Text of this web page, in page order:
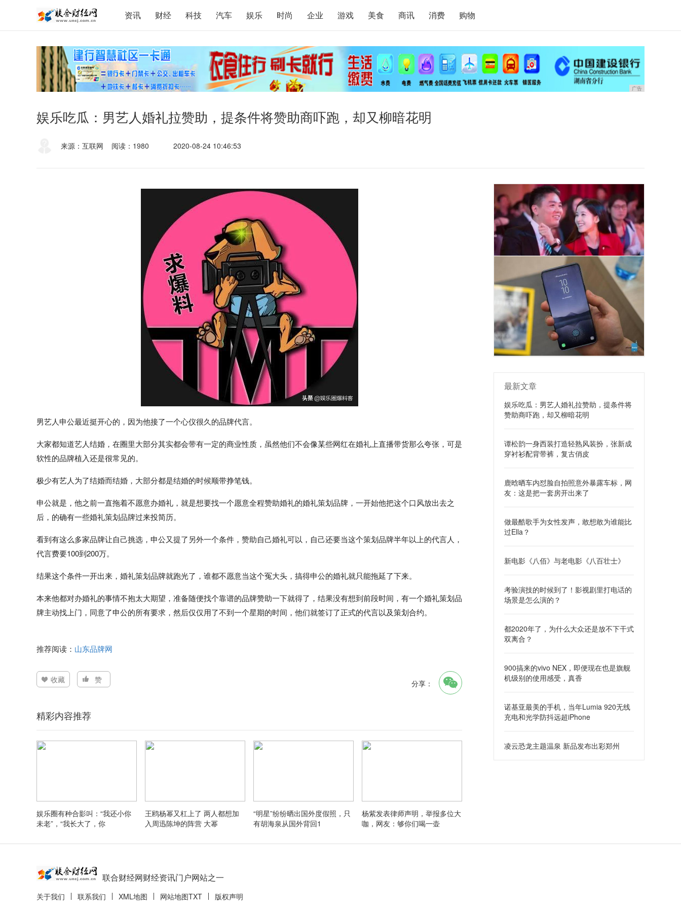
资讯 财经 科技 汽车 娱乐 时尚 企业 游戏 美食 商讯 消费 购物
广告
娱乐吃瓜：男艺人婚礼拉赞助，提条件将赞助商吓跑，却又柳暗花明
来源：互联网 阅读：1980 2020-08-24 10:46:53
男艺人申公最近挺开心的，因为他接了一个心仪很久的品牌代言。
大家都知道艺人结婚，在圈里大部分其实都会带有一定的商业性质，虽然他们不会像某些网红在婚礼上直播带货那么夸张，可是
软性的品牌植入还是很常见的。
极少有艺人为了结婚而结婚，大部分都是结婚的时候顺带挣笔钱。
申公就是，他之前一直拖着不愿意办婚礼，就是想要找一个愿意全程赞助婚礼的婚礼策划品牌，一开始他把这个口风放出去之
后，的确有一些婚礼策划品牌过来投简历。
看到有这么多家品牌让自己挑选，申公又提了另外一个条件，赞助自己婚礼可以，自己还要当这个策划品牌半年以上的代言人，
代言费要100到200万。
结果这个条件一开出来，婚礼策划品牌就跑光了，谁都不愿意当这个冤大头，搞得申公的婚礼就只能拖延了下来。
本来他都对办婚礼的事情不抱太大期望，准备随便找个靠谱的品牌赞助一下就得了，结果没有想到前段时间，有一个婚礼策划品
牌主动找上门，同意了申公的所有要求，然后仅仅用了不到一个星期的时间，他们就签订了正式的代言以及策划合约。
推荐阅读： 山东品牌网
收藏 赞 分享：
精彩内容推荐
娱乐圈有种合影叫：“我还小你
未老”，“我长大了，你
王鸥杨幂又杠上了 两人都想加
入周迅陈坤的阵营 大幂
“明星”纷纷晒出国外度假照，只
有胡海泉从国外背回1
杨紫发表律师声明，举报多位大
咖，网友：够你们喝一壶
最新文章
娱乐吃瓜：男艺人婚礼拉赞助，提条件将
赞助商吓跑，却又柳暗花明
谭松韵一身西装打造轻熟风装扮，张新成
穿衬衫配背带裤，复古俏皮
鹿晗晒车内怼脸自拍照意外暴露车标，网
友：这是把一套房开出来了
做最酷歌手为女性发声，敢想敢为谁能比
过Ella？
新电影《八佰》与老电影《八百壮士》
考验演技的时候到了！影视剧里打电话的
场景是怎么演的？
都2020年了，为什么大众还是放不下干式
双离合？
900搞来的vivo NEX，即便现在也是旗舰
机级别的使用感受，真香
诺基亚最美的手机，当年Lumia 920无线
充电和光学防抖远超iPhone
凌云恐龙主题温泉 新品发布出彩郑州
联合财经网财经资讯门户网站之一
关于我们 联系我们 XML地图 网站地图TXT 版权声明